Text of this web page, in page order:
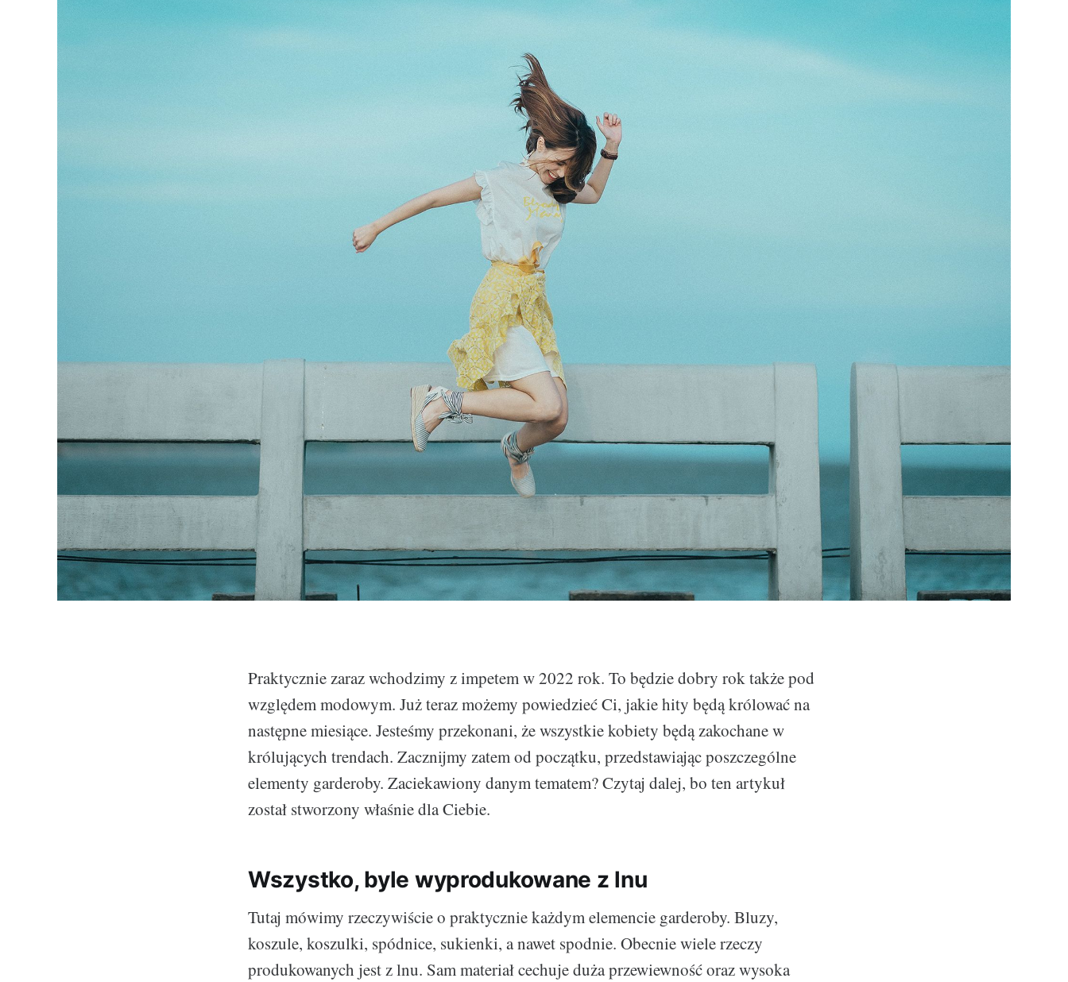
Praktycznie zaraz wchodzimy z impetem w 2022 rok. To będzie dobry rok także pod
względem modowym. Już teraz możemy powiedzieć Ci, jakie hity będą królować na
następne miesiące. Jesteśmy przekonani, że wszystkie kobiety będą zakochane w
królujących trendach. Zacznijmy zatem od początku, przedstawiając poszczególne
elementy garderoby. Zaciekawiony danym tematem? Czytaj dalej, bo ten artykuł
został stworzony właśnie dla Ciebie.
Wszystko, byle wyprodukowane z lnu
Tutaj mówimy rzeczywiście o praktycznie każdym elemencie garderoby. Bluzy,
koszule, koszulki, spódnice, sukienki, a nawet spodnie. Obecnie wiele rzeczy
produkowanych jest z lnu. Sam materiał cechuje duża przewiewność oraz wysoka